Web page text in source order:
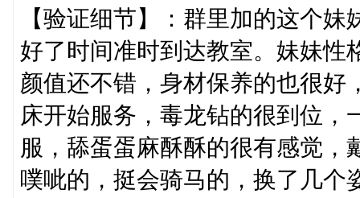
【验证细节】：群里加的这个
好了时间准时到达教室。妹妹性
颜值还不错，身材保养的也很好
床开始服务，毒龙钻的很到位，
服，舔蛋蛋麻酥酥的很有感觉，
噗呲的，挺会骑马的，换了几个